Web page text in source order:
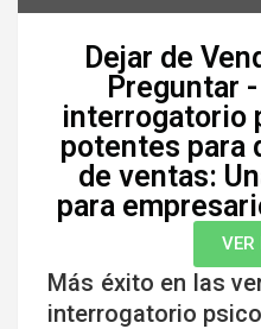
Dejar de
Preguntar
interrogatorio
potentes para
de ventas:
para
VER
Más éxito en las
interrogatorio